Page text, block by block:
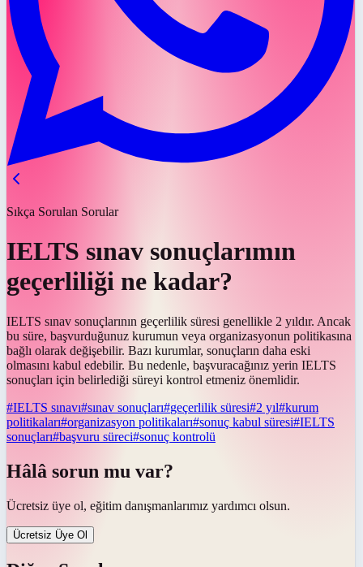
Sıkça Sorulan Sorular
IELTS sınav sonuçlarımın
geçerliliği ne kadar?
IELTS sınav sonuçlarının geçerlilik süresi genellikle 2 yıldır. Ancak
bu süre, başvurduğunuz kurumun veya organizasyonun politikasına
bağlı olarak değişebilir. Bazı kurumlar, sonuçların daha eski
olmasını kabul edebilir. Bu nedenle, başvuracağınız yerin IELTS
sonuçları için belirlediği süreyi kontrol etmeniz önemlidir.
#IELTS sınavı#sınav sonuçları#geçerlilik süresi#2 yıl#kurum
politikaları#organizasyon politikaları#sonuç kabul süresi#IELTS
sonuçları#başvuru süreci#sonuç kontrolü
Hâlâ sorun mu var?
Ücretsiz üye ol, eğitim danışmanlarımız yardımcı olsun.
Ücretsiz Üye Ol